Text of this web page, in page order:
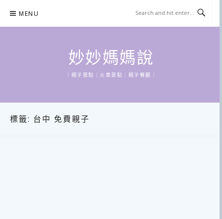
content
MENU
妙妙媽媽說
｜親子景點｜火車景點｜親子餐廳｜
標籤: 台中 免費親子